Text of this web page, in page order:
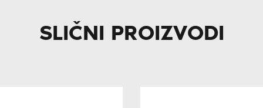
SLIČNI PROIZVODI